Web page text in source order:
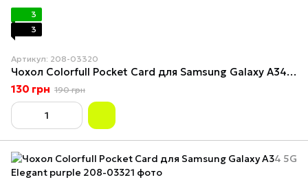
3
3
Артикул: 208-03320
Чохол Colorfull Pocket Card для Samsung Galaxy A34 5G Pink sand
130 грн 190 грн